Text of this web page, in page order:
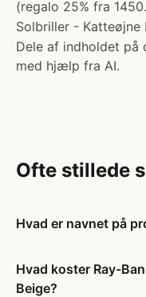
(regalo 25% fra
Solbriller - Katteøjne
Dele af indholdet på
med hjælp fra AI.
Ofte stillede
Hvad er navnet på
Hvad koster Ray-
Beige?